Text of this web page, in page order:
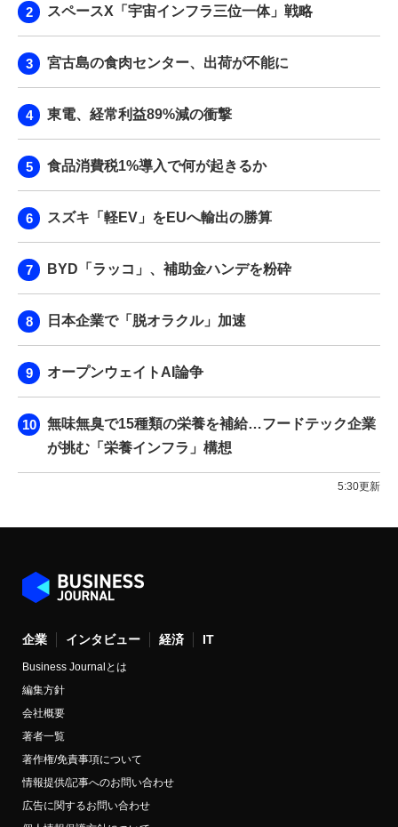
スペースX「宇宙インフラ三位一体」戦略
宮古島の食肉センター、出荷が不能に
東電、経常利益89%減の衝撃
食品消費税1%導入で何が起きるか
スズキ「軽EV」をEUへ輸出の勝算
BYD「ラッコ」、補助金ハンデを粉砕
日本企業で「脱オラクル」加速
オープンウェイトAI論争
無味無臭で15種類の栄養を補給…フードテック企業
が挑む「栄養インフラ」構想
5:30更新
企業 インタビュー 経済 IT
Business Journalとは
編集方針
会社概要
著者一覧
著作権/免責事項について
情報提供/記事へのお問い合わせ
広告に関するお問い合わせ